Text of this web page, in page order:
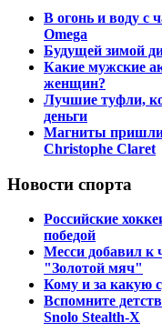
В огонь и воду с
Omega
Будущей зимой
Какие мужские
женщин?
Лучшие туфли,
деньги
Магниты пришли
Christophe Claret
Новости спорта
Российские
победой
Месси добавил к
"Золотой мяч"
Кому и за какую
Вспомните
Snolo Stealth-X